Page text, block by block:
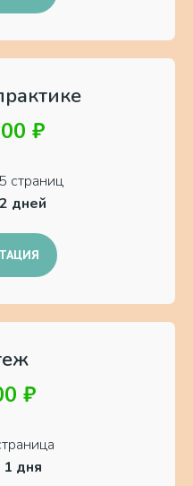
₽
страниц
дней
₽
1 дня